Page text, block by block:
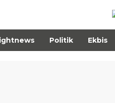
Politik Ekbis